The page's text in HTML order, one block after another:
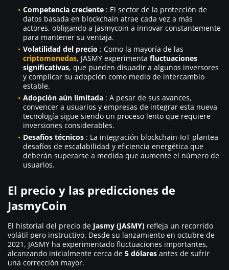
Competencia creciente : El sector de la protección de
datos basada en blockchain atrae cada vez a más
actores, obligando a Jasmycoin a innovar constantemente
para mantener su ventaja.
Volatilidad del precio : Como la mayoría de las
criptomonedas, JASMY experimenta fluctuaciones
significativas, que pueden disuadir a algunos inversores
y complicar su adopción como medio de intercambio
estable.
Adopción aún limitada : A pesar de sus avances,
convencer a usuarios y empresas de integrar esta nueva
tecnología sigue siendo un proceso lento que requiere
inversiones considerables.
Desafíos técnicos : La integración blockchain-IoT plantea
desafíos de escalabilidad y eficiencia energética que
deberán superarse a medida que aumente el número de
usuarios.
El precio y las predicciones de
JasmyCoin
El historial del precio de Jasmy (JASMY) refleja un recorrido
volátil pero instructivo. Desde su lanzamiento en octubre de
2021, JASMY ha experimentado fluctuaciones importantes,
alcanzando inicialmente cerca de 5 dólares antes de sufrir
una corrección mayor.